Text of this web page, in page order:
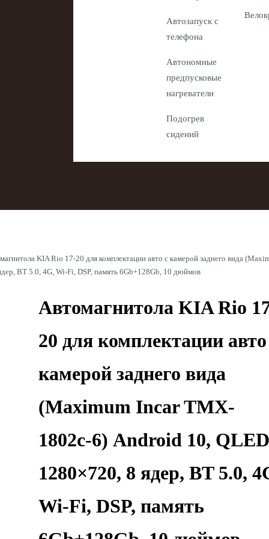
Автозапуск с
телефона
Автономные
предпусковые
нагреватели
Подогрев
сидений
KIA Rio 17-20 для комплектации авто с камерой заднего вида
BT 5.0, 4G, Wi-Fi, DSP, память 6Gb+128Gb, 10 дюймов
Автомагнитола KIA Rio
20 для комплектации авто
камерой заднего вида
(Maximum Incar TMX-
1802c-6) Android 10, QLED
1280×720, 8 ядер, BT 5.0,
Wi-Fi, DSP, память